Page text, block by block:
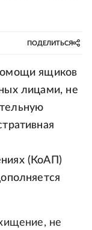
ПОДЕЛИТЬСЯ
ящиков
лицами, не
(КоАП)
не